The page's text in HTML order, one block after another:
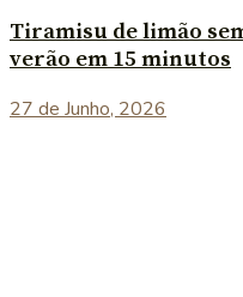
Tiramisu de limão
verão em 15 minutos
27 de Junho, 2026